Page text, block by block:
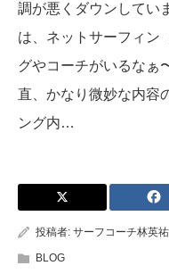
調が悪くダウンしてい
は、ネットサーフィン
グやコーチがいるなぁ
直、かなり微妙な内容
ング内…
投稿者: サーフコーチ林英祐
BLOG